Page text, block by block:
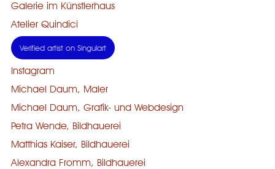
Galerie im Künstlerhaus
Atelier Quindici
Verified artist on Singulart
Instagram
Michael Daum, Maler
Michael Daum, Grafik- und Webdesign
Petra Wende, Bildhauerei
Matthias Kaiser, Bildhauerei
Alexandra Fromm, Bildhauerei